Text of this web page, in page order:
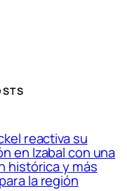
reactiva su
en Izabal con una
histórica y más
la región